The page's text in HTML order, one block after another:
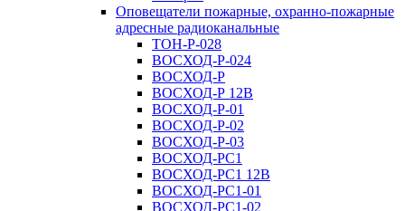
Оповещатели пожарные, охранно-пожарные
адресные радиоканальные
ТОН-Р-028
ВОСХОД-Р-024
ВОСХОД-Р
ВОСХОД-Р 12В
ВОСХОД-Р-01
ВОСХОД-Р-02
ВОСХОД-Р-03
ВОСХОД-РС1
ВОСХОД-РС1 12В
ВОСХОД-РС1-01
ВОСХОД-РС1-02